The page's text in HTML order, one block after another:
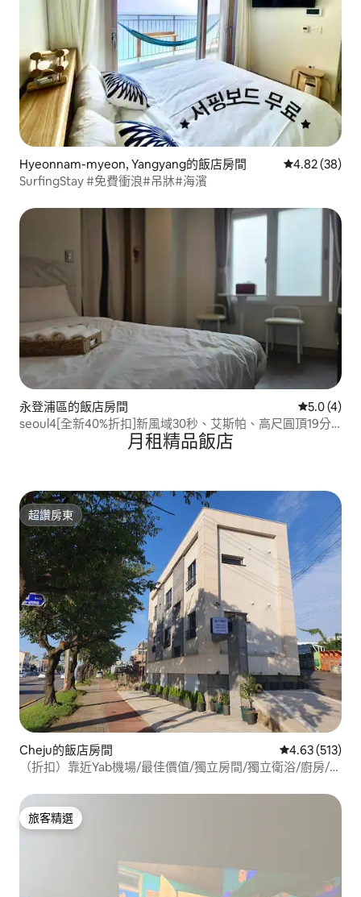
Hyeonnam-myeon, Yangyang的飯店房間 從 38 則評價
4.82 (38)
SurfingStay #免費衝浪#吊牀#海濱
永登浦區的飯店房間 從 4 則評
5.0 (4)
seoul4[全新40%折扣]新風域30秒、艾斯帕、高尺圓頂19分
鐘、2人性價比高的住宿月租精品飯店
超讚房東
超讚房東
Cheju的飯店房間 從 513 則評價
4.63 (513)
（折扣）靠近Yab機場/最佳價值/獨立房間/獨立衛浴/廚房/洗
旅客精選
旅客精選